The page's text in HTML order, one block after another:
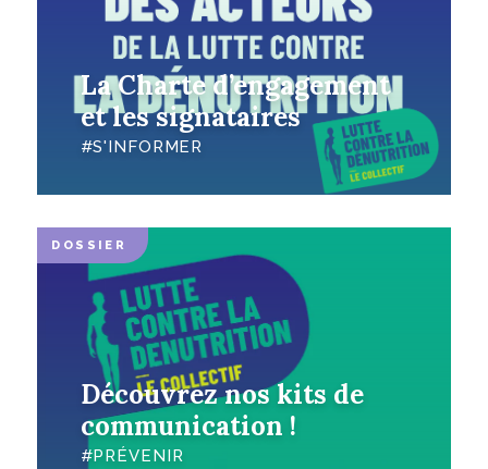
La Charte d’engagement
et les signataires
S'INFORMER
DOSSIER
Découvrez nos kits de
communication !
PRÉVENIR